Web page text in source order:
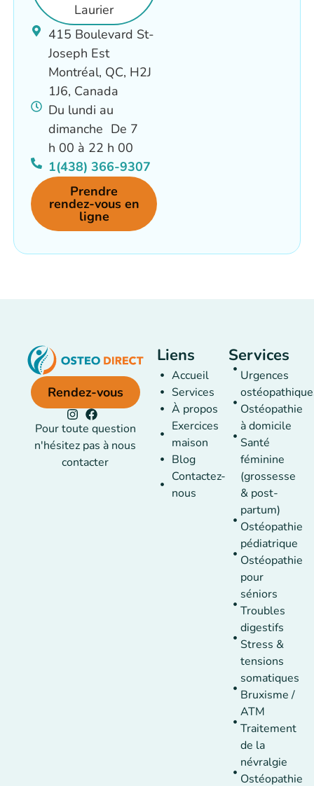
Laurier
415 Boulevard St-
Joseph Est
Montréal, QC, H2J
1J6, Canada
Du lundi au
dimanche De 7
h 00 à 22 h 00
1(438) 366-9307
Prendre
rendez-vous en
ligne
Rendez-vous
Pour toute question
n'hésitez pas à nous
contacter
Liens
Accueil
Services
À propos
Exercices
maison
Blog
Contactez-
nous
Services
Urgences
Ostéopathie
à domicile
Santé
féminine
(grossesse
& post-
partum)
Ostéopathie
pédiatrique
Ostéopathie
pour
séniors
Troubles
digestifs
Stress &
tensions
somatiques
Bruxisme /
ATM
Traitement
de la
névralgie
Ostéopathie